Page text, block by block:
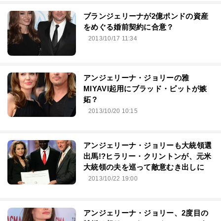
ブランジェリーナが2億ポンドの資産
をめぐる婚前契約に合意？
2013/10/17 11:34
アンジェリーナ・ジョリーの雅
MIYAVI起用にブラッド・ピットが嫉
妬？
2013/10/20 10:15
アンジェリーナ・ジョリーも大統領選
出馬!?ヒラリー・クリントンが、元米
大統領の夫を巡って敵意むき出しに
2013/10/22 19:00
アンジェリーナ・ジョリー、2度目の